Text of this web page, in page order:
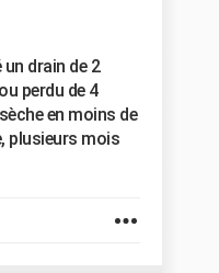
drain de 2
perdu de 4
en moins de
plusieurs mois